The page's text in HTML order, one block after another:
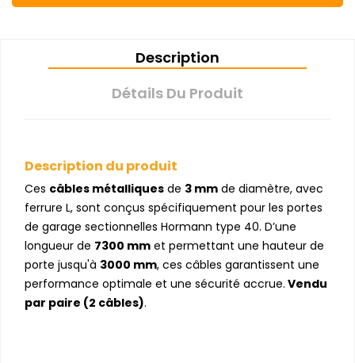
Description
Détails Du Produit
Description du produit
Ces câbles métalliques de 3 mm de diamètre, avec
ferrure L, sont conçus spécifiquement pour les portes
de garage sectionnelles Hormann type 40. D’une
longueur de 7300 mm et permettant une hauteur de
porte jusqu'à 3000 mm, ces câbles garantissent une
performance optimale et une sécurité accrue. Vendu
par paire (2 câbles).